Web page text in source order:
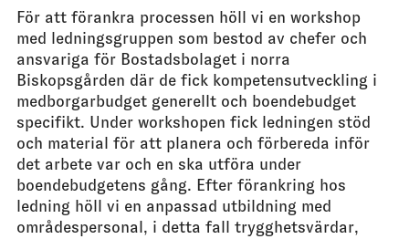
För att förankra processen höll vi en workshop
med ledningsgruppen som bestod av chefer och
ansvariga för Bostadsbolaget i norra
Biskopsgården där de fick kompetensutveckling i
medborgarbudget generellt och boendebudget
specifikt. Under workshopen fick ledningen stöd
och material för att planera och förbereda inför
det arbete var och en ska utföra under
boendebudgetens gång. Efter förankring hos
ledning höll vi en anpassad utbildning med
områdespersonal, i detta fall trygghetsvärdar,